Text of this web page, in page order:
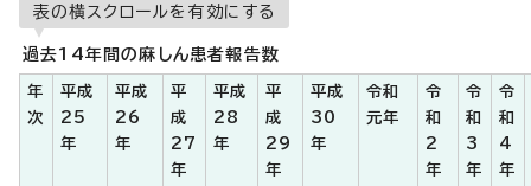
表の横スクロールを有効にする
過去14年間の麻しん患者報告数
年
次
平成
25
年
平成
26
年
平
成
27
年
平成
28
年
平
成
29
年
平成
30
年
令和
元年
令
和
2
年
令
和
3
年
令
和
4
年